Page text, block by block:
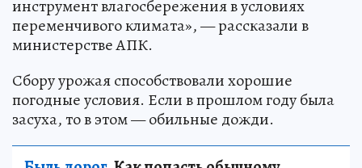
инструмент влагосбережения в условиях
переменчивого климата», — рассказали в
министерстве АПК.
Сбору урожая способствовали хорошие
погодные условия. Если в прошлом году была
засуха, то в этом — обильные дожди.